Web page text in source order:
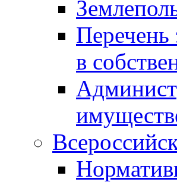
Перечень
в